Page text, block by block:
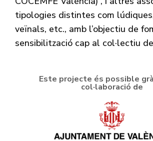
tipologies distintes com
veïnals, etc., amb l’objectiu de
sensibilització cap al col·lectiu
Este projecte és possible
col·laboració de